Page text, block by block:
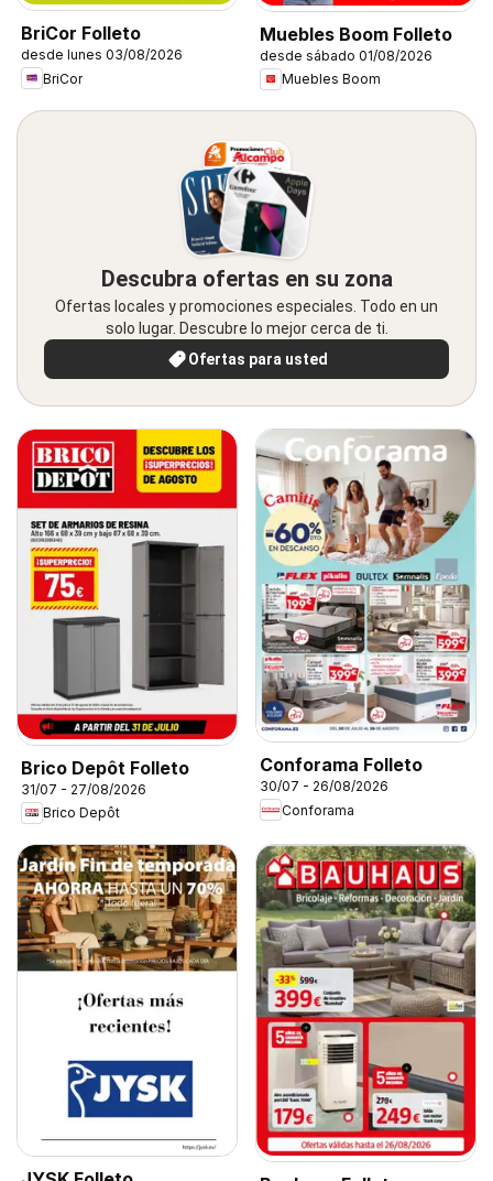
BriCor Folleto
desde lunes 03/08/2026
BriCor
Muebles Boom Folleto
desde sábado 01/08/2026
Muebles Boom
Descubra ofertas en su zona
Ofertas locales y promociones especiales. Todo en un
solo lugar. Descubre lo mejor cerca de ti.
Ofertas para usted
Brico Depôt Folleto
31/07 - 27/08/2026
Brico Depôt
Conforama Folleto
30/07 - 26/08/2026
Conforama